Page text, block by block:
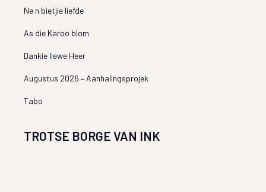
Ne n bietjie liefde
As die Karoo blom
Dankie liewe Heer
Augustus 2026 – Aanhalingsprojek
Tabo
TROTSE BORGE VAN INK